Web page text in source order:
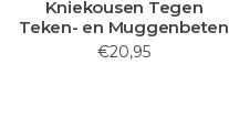
Kniekousen Tegen
Teken- en Muggenbeten
€20,95